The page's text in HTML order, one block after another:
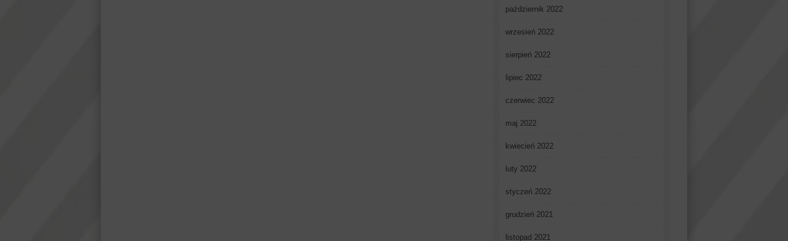
październik 2022
wrzesień 2022
sierpień 2022
lipiec 2022
czerwiec 2022
maj 2022
kwiecień 2022
luty 2022
styczeń 2022
grudzień 2021
listopad 2021